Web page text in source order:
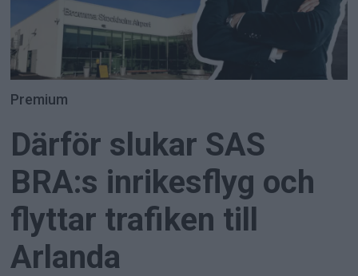
Premium
Därför slukar SAS
BRA:s inrikesflyg och
flyttar trafiken till
Arlanda